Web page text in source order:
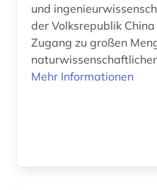
linearführungen (1)
linguistic (1)
lithografie (1)
und
der Volksrepublik
Zugang zu großen
Mehr Informationen